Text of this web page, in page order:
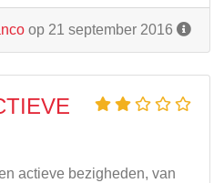
op 21 september 2016
actieve bezigheden, van